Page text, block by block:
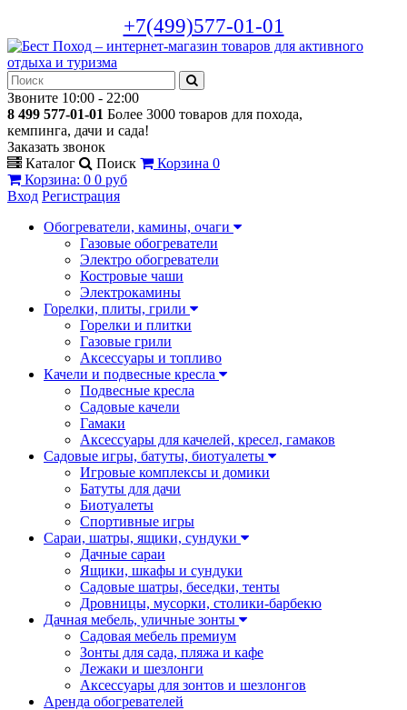
+7(499)577-01-01
Звоните 10:00 - 22:00
8 499 577-01-01 Более 3000 товаров для похода,
кемпинга, дачи и сада!
Заказать звонок
Каталог
Поиск Корзина 0
Корзина: 0 0 руб
Вход Регистрация
Обогреватели, камины, очаги
Газовые обогреватели
Электро обогреватели
Костровые чаши
Электрокамины
Горелки, плиты, грили
Горелки и плитки
Газовые грили
Аксессуары и топливо
Качели и подвесные кресла
Подвесные кресла
Садовые качели
Гамаки
Аксессуары для качелей, кресел, гамаков
Садовые игры, батуты, биотуалеты
Игровые комплексы и домики
Батуты для дачи
Биотуалеты
Спортивные игры
Сараи, шатры, ящики, сундуки
Дачные сараи
Ящики, шкафы и сундуки
Садовые шатры, беседки, тенты
Дровницы, мусорки, столики-барбекю
Дачная мебель, уличные зонты
Садовая мебель премиум
Зонты для сада, пляжа и кафе
Лежаки и шезлонги
Аксессуары для зонтов и шезлонгов
Аренда обогревателей